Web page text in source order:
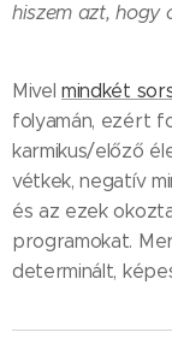
hiszem azt, hogy
Mivelmindkét
folyamán, ezért
karmikus/előző
vétkek, negatív
és az ezek
programokat.
determinált,